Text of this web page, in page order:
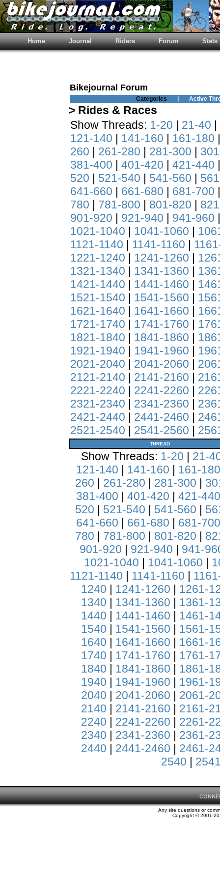
Home Journal Riders Forum Stats
Bikejournal Forum
Categories Active
> Rides & Races
Show Threads: 1-20 | 21-40 |
121-140 | 141-160 | 161-180
260 | 261-280 | 281-300 |
381-400 | 401-420 | 421-440
520 | 521-540 | 541-560 |
641-660 | 661-680 | 681-700
780 | 781-800 | 801-820 |
901-920 | 921-940 | 941-960
1021-1040 | 1041-1060 |
1121-1140 | 1141-1160 |
1221-1240 | 1241-1260 |
1321-1340 | 1341-1360 |
1421-1440 | 1441-1460 |
1521-1540 | 1541-1560 |
1621-1640 | 1641-1660 |
1721-1740 | 1741-1760 |
1821-1840 | 1841-1860 |
1921-1940 | 1941-1960 |
2021-2040 | 2041-2060 |
2121-2140 | 2141-2160 |
2221-2240 | 2241-2260 |
2321-2340 | 2341-2360 |
2421-2440 | 2441-2460 |
2521-2540 | 2541-2560 |
THREAD
Show Threads: 1-20 | 21-
121-140 | 141-160 | 161-180
260 | 261-280 | 281-300 |
381-400 | 401-420 | 421-440
520 | 521-540 | 541-560 |
641-660 | 661-680 | 681-700
780 | 781-800 | 801-820 |
901-920 | 921-940 | 941-
1021-1040 | 1041-1060 |
1121-1140 | 1141-1160 |
1240 | 1241-1260 | 1261-
1340 | 1341-1360 | 1361-
1440 | 1441-1460 | 1461-
1540 | 1541-1560 | 1561-
1640 | 1641-1660 | 1661-
1740 | 1741-1760 | 1761-
1840 | 1841-1860 | 1861-
1940 | 1941-1960 | 1961-
2040 | 2041-2060 | 2061-
2140 | 2141-2160 | 2161-
2240 | 2241-2260 | 2261-
2340 | 2341-2360 | 2361-
2440 | 2441-2460 | 2461-
2540 |
Any site questions or
Copyright © 2001-